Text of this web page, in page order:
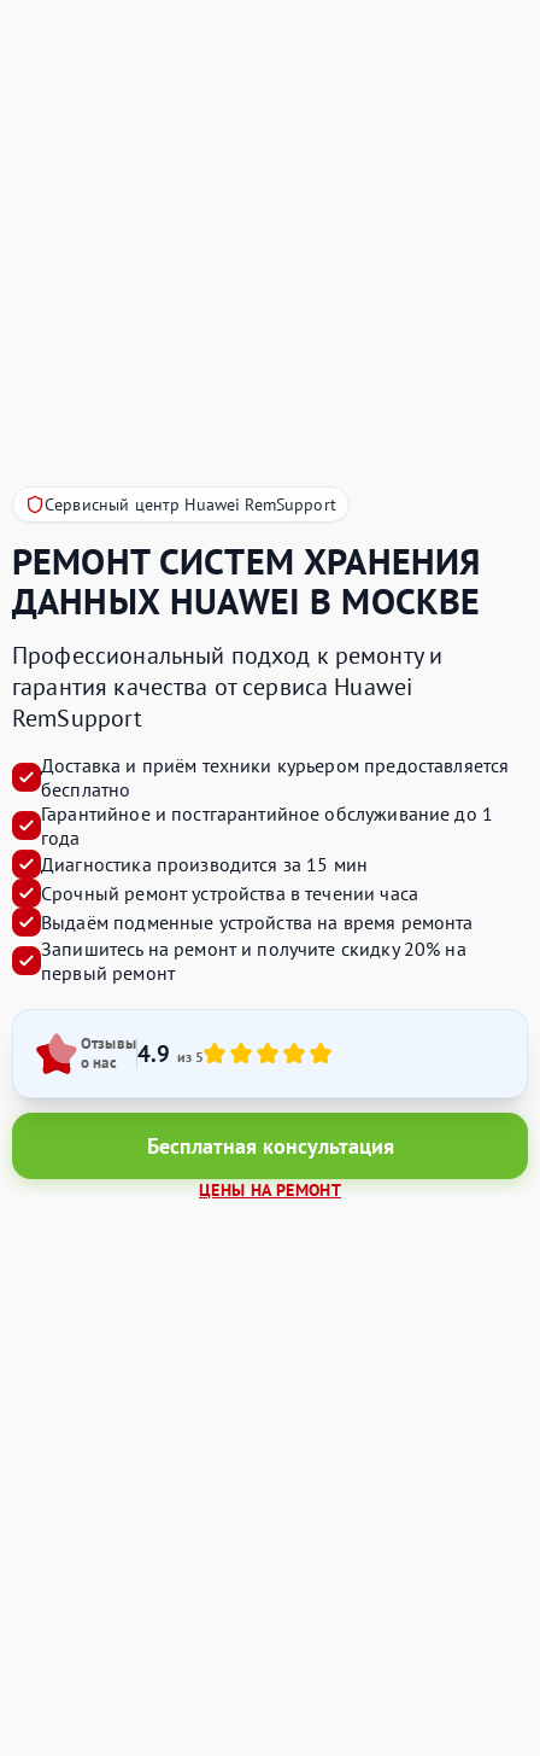
Сервисный центр Huawei RemSupport
РЕМОНТ СИСТЕМ ХРАНЕНИЯ
ДАННЫХ HUAWEI В МОСКВЕ
Профессиональный подход к ремонту и
гарантия качества от сервиса Huawei
RemSupport
Доставка и приём техники курьером предоставляется
бесплатно
Гарантийное и постгарантийное обслуживание до 1
года
Диагностика производится за 15 мин
Срочный ремонт устройства в течении часа
Выдаём подменные устройства на время ремонта
Запишитесь на ремонт и получите скидку 20% на
первый ремонт
Отзывы
о нас
4.9 из 5
Бесплатная консультация
ЦЕНЫ НА РЕМОНТ